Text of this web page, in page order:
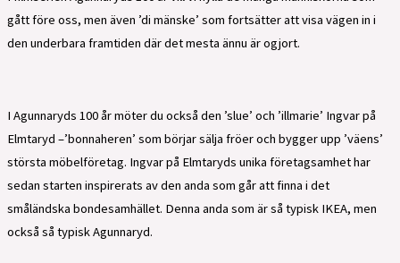
gått före oss, men även ’di mänske’ som fortsätter att visa vägen in i
den underbara framtiden där det mesta ännu är ogjort.
I Agunnaryds 100 år möter du också den ’slue’ och ’illmarie’ Ingvar på
Elmtaryd –’bonnaheren’ som börjar sälja fröer och bygger upp ’väens’
största möbelföretag. Ingvar på Elmtaryds unika företagsamhet har
sedan starten inspirerats av den anda som går att finna i det
småländska bondesamhället. Denna anda som är så typisk IKEA, men
också så typisk Agunnaryd.